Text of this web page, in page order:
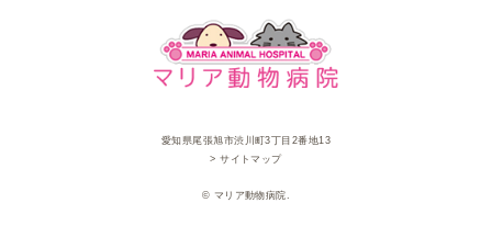
愛知県尾張旭市渋川町3丁目2番地13
> サイトマップ
© マリア動物病院.